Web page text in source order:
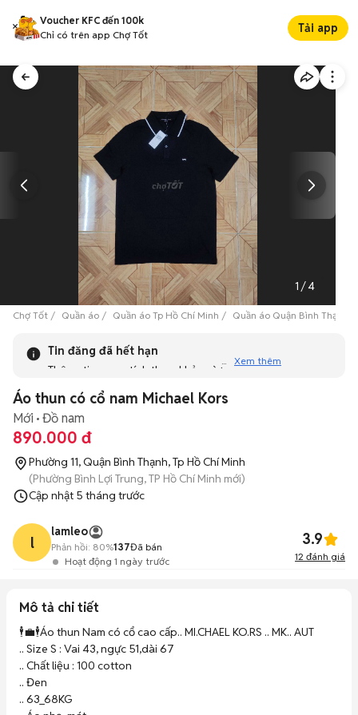
Voucher KFC đến 100k
Chỉ có trên app Chợ Tốt
Tải app
1 /4
Chợ Tốt Quần áo Quần áo Tp Hồ Chí Minh Quần áo Quận Bình Thạnh
Tin đăng đã hết hạn
Thông tin mang tính tham khảo và bạn không thể liên hệ
tương tự khác dưới đây nhé!
Xem thêm
Áo thun có cổ nam Michael Kors
Mới Đồ nam
890.000 đ
Phường 11, Quận Bình Thạnh, Tp Hồ Chí Minh
(Phường Bình Lợi Trung, TP Hồ Chí Minh mới)
Cập nhật 5 tháng trước
l
lamleo
Hoạt động 1 ngày trước
Phản hồi: 80%137Đã bán 3.9
12 đánh giá
Mô tả chi tiết
🕴️💼🕴️Áo thun Nam có cổ cao cấp.. MI.CHAEL KO.RS .. MK.. AUT
.. Size S : Vai 43, ngực 51,dài 67
.. Chất liệu : 100 cotton
.. Đen
.. 63_68KG